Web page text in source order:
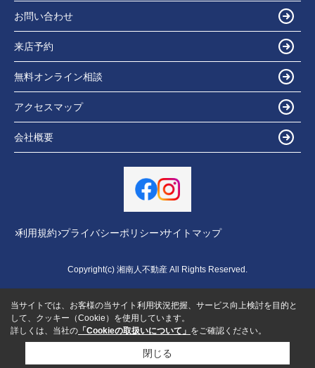
お問い合わせ
来店予約
無料オンライン相談
アクセスマップ
会社概要
利用規約 プライバシーポリシー サイトマップ
Copyright(c) 湘南人不動産 All Rights Reserved.
当サイトでは、お客様の当サイト利用状況把握、サービス向上検討を目的と
して、クッキー（Cookie）を使用しています。
詳しくは、当社の 「Cookieの取扱いについて」 をご確認ください。
閉じる